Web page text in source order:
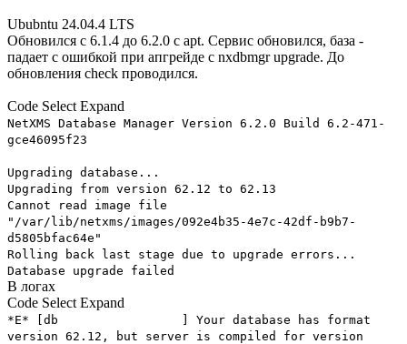
Ububntu 24.04.4 LTS
Обновился с 6.1.4 до 6.2.0 с apt. Сервис обновился, база -
падает с ошибкой при апгрейде с nxdbmgr upgrade. До
обновления check проводился.
Code Select Expand
NetXMS Database Manager Version 6.2.0 Build 6.2-471-
gce46095f23
Upgrading database...
Upgrading from version 62.12 to 62.13
Cannot read image file
"/var/lib/netxms/images/092e4b35-4e7c-42df-b9b7-
d5805bfac64e"
Rolling back last stage due to upgrade errors...
Database upgrade failed
В логах
Code Select Expand
*E* [db ] Your database has format
version 62.12, but server is compiled for version